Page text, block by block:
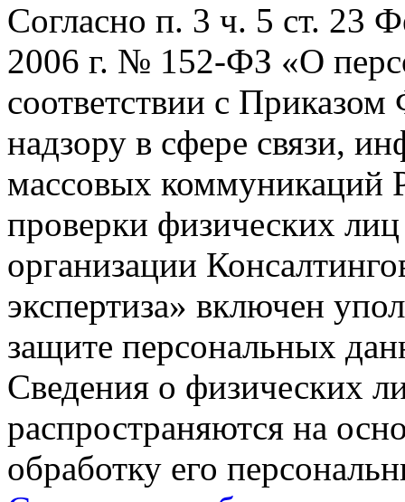
Согласно п. 3 ч. 5 ст. 23
2006 г. № 152-ФЗ «О
соответствии с
надзору в сфере связи,
массовых коммуникаций
проверки физических
организации
экспертиза» включен
защите персональных
Сведения о физических
распространяются на
обработку его